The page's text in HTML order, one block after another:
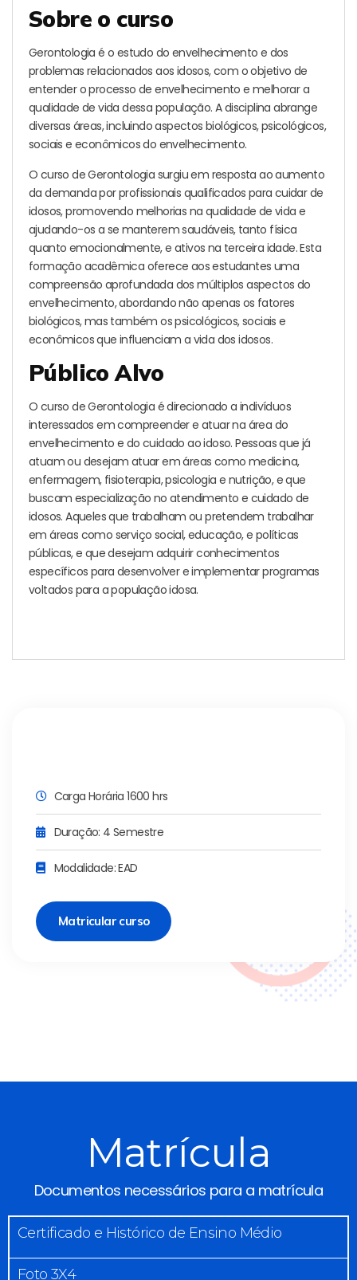
Carga Horária 1600 hrs
Duração: 4 Semestre
Modalidade: EAD
Matricular curso
Sobre o curso
Gerontologia é o estudo do envelhecimento e dos
problemas relacionados aos idosos, com o objetivo de
entender o processo de envelhecimento e melhorar a
qualidade de vida dessa população. A disciplina abrange
diversas áreas, incluindo aspectos biológicos, psicológicos,
sociais e econômicos do envelhecimento.
O curso de Gerontologia surgiu em resposta ao aumento
da demanda por profissionais qualificados para cuidar de
idosos, promovendo melhorias na qualidade de vida e
ajudando-os a se manterem saudáveis, tanto física
quanto emocionalmente, e ativos na terceira idade. Esta
formação acadêmica oferece aos estudantes uma
compreensão aprofundada dos múltiplos aspectos do
envelhecimento, abordando não apenas os fatores
biológicos, mas também os psicológicos, sociais e
econômicos que influenciam a vida dos idosos.
Público Alvo
O curso de Gerontologia é direcionado a indivíduos
interessados em compreender e atuar na área do
envelhecimento e do cuidado ao idoso. Pessoas que já
atuam ou desejam atuar em áreas como medicina,
enfermagem, fisioterapia, psicologia e nutrição, e que
buscam especialização no atendimento e cuidado de
idosos. Aqueles que trabalham ou pretendem trabalhar
em áreas como serviço social, educação, e políticas
públicas, e que desejam adquirir conhecimentos
específicos para desenvolver e implementar programas
voltados para a população idosa.
Matrícula
Documentos necessários para a matrícula
Certificado e Histórico de Ensino Médio
Foto 3X4